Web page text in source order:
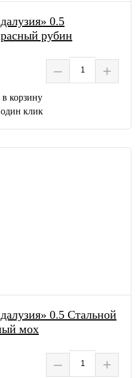
0.5
рубин
– +
корзину
клик
0.5 Стальной
мох
– +